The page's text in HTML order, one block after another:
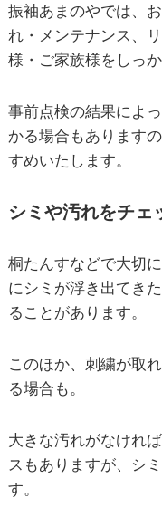
振袖あまのやでは、
れ・メンテナンス、
様・ご家族様をしっ
事前点検の結果によ
かる場合もあります
すめいたします。
シミや汚れをチェ
桐たんすなどで大切
にシミが浮き出てき
ることがあります。
このほか、刺繍が取
る場合も。
大きな汚れがなけれ
スもありますが、シ
す。